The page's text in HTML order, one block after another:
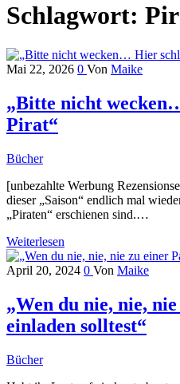
Schlagwort:
Mai 22, 2026 0 Von Maike
„Bitte nicht
Pirat“
Bücher
[unbezahlte Werbung
dieser „Saison“ endlich mal
„Piraten“ erschienen sind.…
Weiterlesen
April 20, 2024 0 Von Maike
„Wen du nie, nie,
einladen solltest“
Bücher